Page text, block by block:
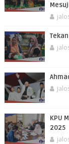
KPU
2025